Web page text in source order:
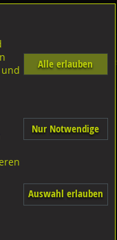
/ Zylinderkopf
Diverse Ausführungen TORX-
verzinkt
Alle erlauben
Nur Notwendige
Auswahl erlauben